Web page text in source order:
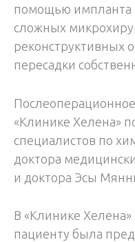
помощью импланта
сложных
реконструктивных
пересадки
«Клинике Хелена»
специалистов по
доктора
и доктора Эсы
В «Клинике
пациенту была